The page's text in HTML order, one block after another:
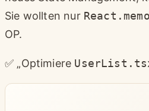
Sie wollten nur React.memo
OP.
✅ „Optimiere